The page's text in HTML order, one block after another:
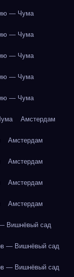
— Чума
— Чума
— Чума
— Чума
— Чума
Амстердам
Амстердам
Амстердам
Амстердам
Амстердам
Вишнёвый сад
— Вишнёвый сад
— Вишнёвый сад